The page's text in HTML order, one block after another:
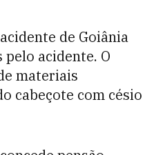
de Goiânia
pelo acidente. O
materiais
cabeçote com césio